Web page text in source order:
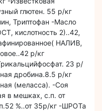
глютен. 55 р/кг
Триптофан -Масло
кислотность 2)..42,
НАЛИВ,
р/кг
23 р/
дробина.8.5 р/кг
(меласса). -Соя
в мешках, с.п. от
%..от 35р/кг -ШРОТа